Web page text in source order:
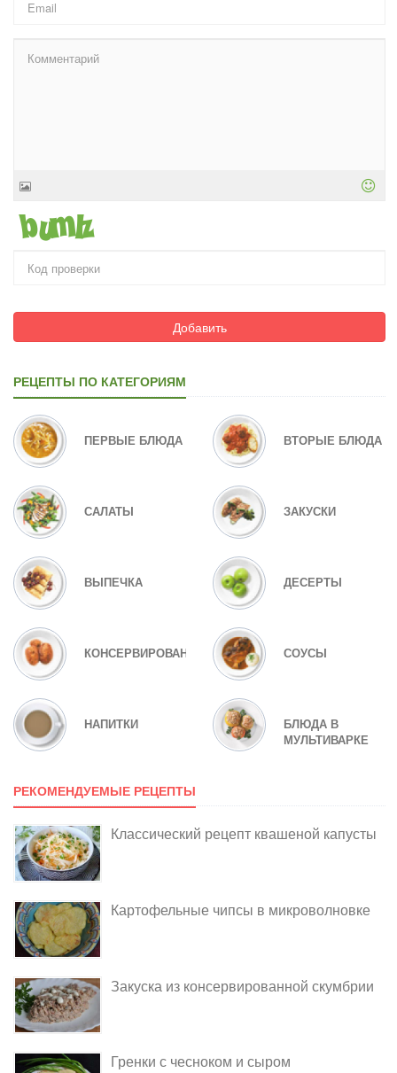
Добавить
РЕЦЕПТЫ ПО КАТЕГОРИЯМ
ПЕРВЫЕ БЛЮДА ВТОРЫЕ БЛЮДА
САЛАТЫ ЗАКУСКИ
ВЫПЕЧКА ДЕСЕРТЫ
КОНСЕРВИРОВАНИЕ СОУСЫ
НАПИТКИ
БЛЮДА В
МУЛЬТИВАРКЕ
РЕКОМЕНДУЕМЫЕ РЕЦЕПТЫ
Классический рецепт квашеной капусты
Картофельные чипсы в микроволновке
Закуска из консервированной скумбрии
Гренки с чесноком и сыром